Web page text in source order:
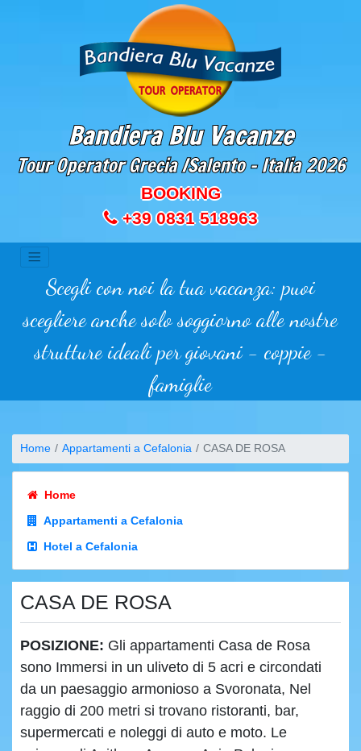
Bandiera Blu Vacanze
Tour Operator Grecia /Salento - Italia2026
BOOKING
+39 0831 518963
Scegli con noi la tua vacanza: puoi
scegliere anche solo soggiorno alle nostre
strutture ideali per giovani - coppie -
famiglie
Home Appartamenti a Cefalonia CASA DE ROSA
Home
Appartamenti a Cefalonia
Hotel a Cefalonia
CASA DE ROSA
POSIZIONE: Gli appartamenti Casa de Rosa
sono Immersi in un uliveto di 5 acri e circondati
da un paesaggio armonioso a Svoronata, Nel
raggio di 200 metri si trovano ristoranti, bar,
supermercati e noleggi di auto e moto. Le